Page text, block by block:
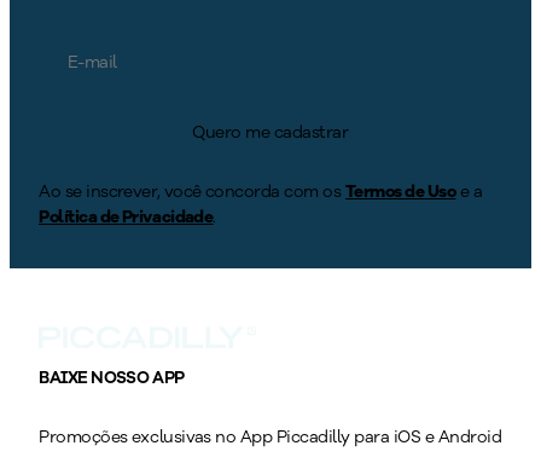
Quero me cadastrar
Ao se inscrever, você concorda com osTermos de Usoe a
Política de Privacidade.
BAIXE NOSSO APP
Promoções exclusivas no App Piccadilly para iOS e Android